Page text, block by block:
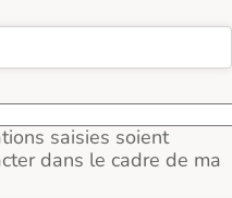
saisies soient
dans le cadre de ma